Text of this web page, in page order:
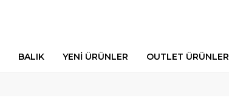
BALIK YENİ ÜRÜNLER OUTLET ÜRÜNLER